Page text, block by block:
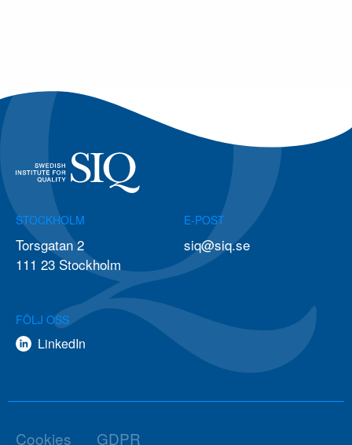
STOCKHOLM
Torsgatan 2
111 23 Stockholm
E-POST
siq@siq.se
FÖLJ OSS
LinkedIn
Cookies GDPR